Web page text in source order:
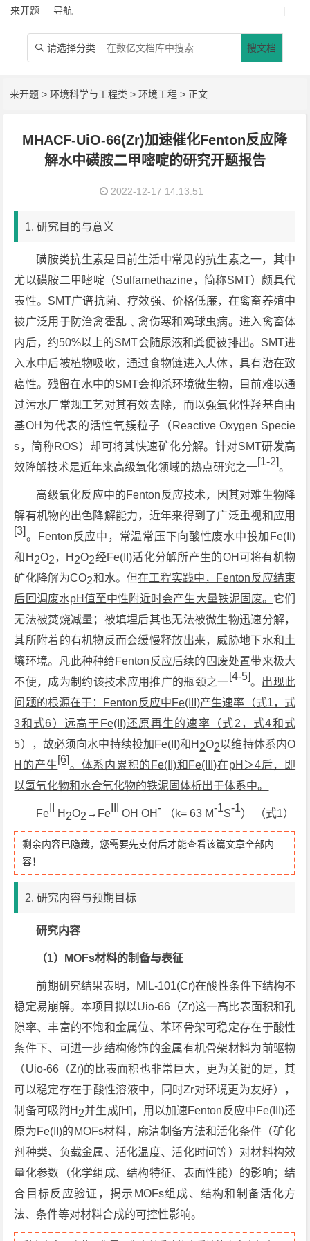
来开题 导航 |
 请选择分类 搜文档
来开题 >环境科学与工程类 >环境工程 > 正文
MHACF-UiO-66(Zr)加速催化Fenton反应降
解水中磺胺二甲嘧啶的研究开题报告
2022-12-17 14:13:51
1. 研究目的与意义
磺胺类抗生素是目前生活中常见的抗生素之一，其中
尤以磺胺二甲嘧啶（Sulfamethazine，简称SMT）颇具代
表性。SMT广谱抗菌、疗效强、价格低廉，在禽畜养殖中
被广泛用于防治禽霍乱﹑禽伤寒和鸡球虫病。进入禽畜体
内后，约50%以上的SMT会随尿液和粪便被排出。SMT进
入水中后被植物吸收，通过食物链进入人体，具有潜在致
癌性。残留在水中的SMT会抑杀环境微生物，目前难以通
过污水厂常规工艺对其有效去除，而以强氧化性羟基自由
基OH为代表的活性氧簇粒子（Reactive Oxygen Specie
s，简称ROS）却可将其快速矿化分解。针对SMT研发高
效降解技术是近年来高级氧化领域的热点研究之一[1-2]。
高级氧化反应中的Fenton反应技术，因其对难生物降
解有机物的出色降解能力，近年来得到了广泛重视和应用
[3]。Fenton反应中，常温常压下向酸性废水中投加Fe(II)
和H 2O2，H 2O2经Fe(II)活化分解所产生的OH可将有机物
矿化降解为CO2和水。但在工程实践中，Fenton反应结束
后回调废水pH值至中性附近时会产生大量铁泥固废。 它们
无法被焚烧减量；被填埋后其也无法被微生物迅速分解，
其所附着的有机物反而会缓慢释放出来，威胁地下水和土
壤环境。凡此种种给Fenton反应后续的固废处置带来极大
不便，成为制约该技术应用推广的瓶颈之一[4-5]。 出现此
问题的根源在于：Fenton反应中Fe(III)产生速率（式1，式
3和式6）远高于Fe(II)还原再生的速率（式2，式4和式
5），故必须向水中持续投加Fe(II)和H2O2以维持体系内O
H的产生[6]。体系内累积的Fe(II)和Fe(III)在pH＞4后，即
以氢氧化物和水合氧化物的铁泥固体析出于体系中。
Fe H 2O2 →Fe OH OH - （k= 63 M-1S-1） （式1）
剩余内容已隐藏，您需要先支付后才能查看该篇文章全部内
容！
2. 研究内容与预期目标
研究内容
（1）MOFs材料的制备与表征
前期研究结果表明，MIL-101(Cr)在酸性条件下结构不
稳定易崩解。本项目拟以Uio-66（Zr)这一高比表面积和孔
隙率、丰富的不饱和金属位、苯环骨架可稳定存在于酸性
条件下、可进一步结构修饰的金属有机骨架材料为前驱物
（Uio-66（Zr)的比表面积也非常巨大，更为关键的是，其
可以稳定存在于酸性溶液中，同时Zr对环境更为友好），
制备可吸附H 2并生成[H]，用以加速Fenton反应中Fe(III)还
原为Fe(II)的MOFs材料，廓清制备方法和活化条件（矿化
剂种类、负载金属、活化温度、活化时间等）对材料构效
量化参数（化学组成、结构特征、表面性能）的影响；结
合目标反应验证，揭示MOFs组成、结构和制备活化方
法、条件等对材料合成的可控性影响。